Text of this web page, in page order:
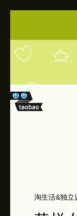
淘生活&独立